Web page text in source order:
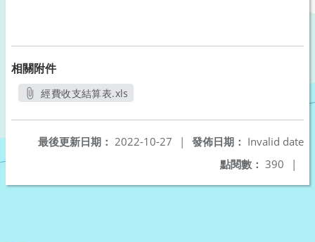
相關附件
經費收支結算表.xls
發佈日期： Invalid date
最後更新日期： 2022-10-27
|
點閱數： 390 |